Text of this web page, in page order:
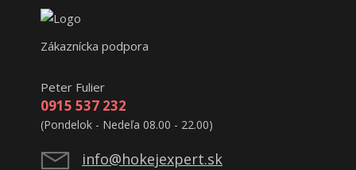
Zákaznícka podpora
Peter Fulier
0915 537 232
(Pondelok - Nedeľa 08.00 - 22.00)
info@hokejexpert.sk